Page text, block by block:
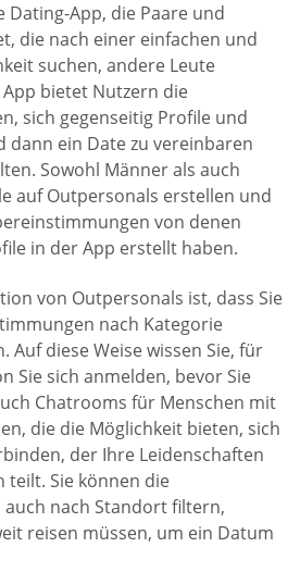
Dating-App, die Paare und
die nach einer einfachen und
suchen, andere Leute
bietet Nutzern die
sich gegenseitig Profile und
dann ein Date zu vereinbaren
Sowohl Männer als auch
auf Outpersonals erstellen und
von denen
in der App erstellt haben.
von Outpersonals ist, dass Sie
nach Kategorie
Auf diese Weise wissen Sie, für
Sie sich anmelden, bevor Sie
Chatrooms für Menschen mit
die die Möglichkeit bieten, sich
der Ihre Leidenschaften
teilt. Sie können die
nach Standort filtern,
reisen müssen, um ein Datum